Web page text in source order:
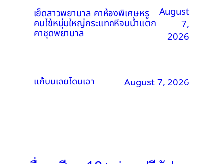
เย็ดสาวพยาบาล คาห้องพิเศษหรู
คนไข้หนุ่มใหญ่กระแทกหีจนน้ำแตก
คาชุดพยาบาล
August
7,
2026
แก้บนเลยโดนเอา August 7, 2026